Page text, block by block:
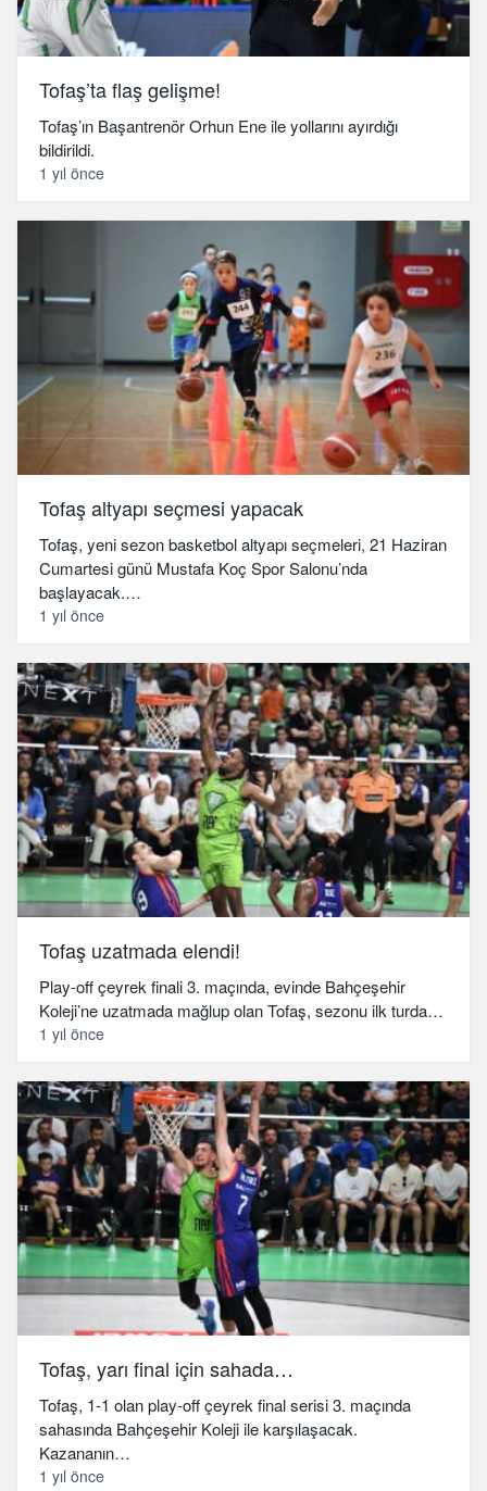
Tofaş’ta flaş gelişme!
Tofaş’ın Başantrenör Orhun Ene ile yollarını ayırdığı
bildirildi.
1 yıl önce
Tofaş altyapı seçmesi yapacak
Tofaş, yeni sezon basketbol altyapı seçmeleri, 21 Haziran
Cumartesi günü Mustafa Koç Spor Salonu’nda
başlayacak.…
1 yıl önce
Tofaş uzatmada elendi!
Play-off çeyrek finali 3. maçında, evinde Bahçeşehir
Koleji’ne uzatmada mağlup olan Tofaş, sezonu ilk turda…
1 yıl önce
Tofaş, yarı final için sahada…
Tofaş, 1-1 olan play-off çeyrek final serisi 3. maçında
sahasında Bahçeşehir Koleji ile karşılaşacak.
Kazananın…
1 yıl önce